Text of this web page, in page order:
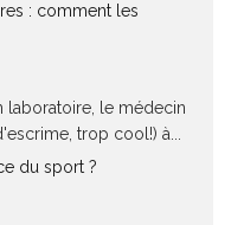
: comment les
laboratoire, le médecin
trop cool!) à...
du sport ?